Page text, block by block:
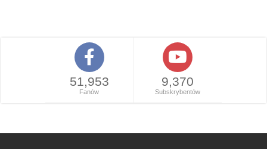
51,953
Fanów
9,370
Subskrybentów